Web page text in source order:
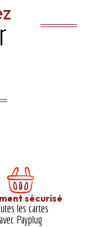
sécurisé
les cartes
avec Payplug